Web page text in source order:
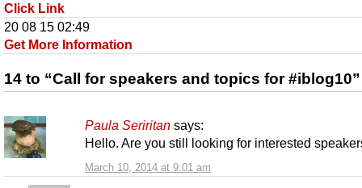
Click Link
20 08 15 02:49
Get More Information
14 to “Call for speakers and topics for #iblog10”
Paula Seriritan says:
March 10, 2014 at 9:01 am
Hello. Are you still looking for interested